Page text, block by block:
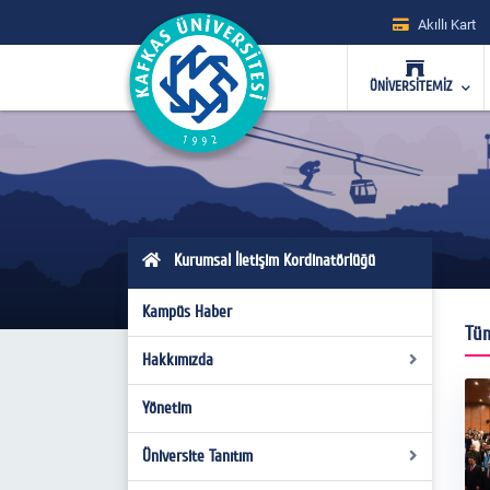
Akıllı Kart
ÜNİVERSİTEMİZ
Kurumsal İletişim Kordinatörlüğü
Kampüs Haber
Hakkımızda
Genel Bilgi
Birimlerimiz
Yönetim
Üniversite Tanıtım